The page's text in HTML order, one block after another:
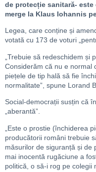
de protecție sanitară- este
merge la Klaus Iohannis
Legea, care conține și
votată cu 173 de voturi
„Trebuie să redeschidem și
Considerăm că nu e normal
piețele de tip hală să fie
normalitate”, spune Lorand
Social-democrații susțin că
„aberantă”.
„Este o prostie (închiderea
producătorii români trebuie
măsurilor de siguranță și de
mai inocentă rugăciune a
politică, o să-i rog pe colegii